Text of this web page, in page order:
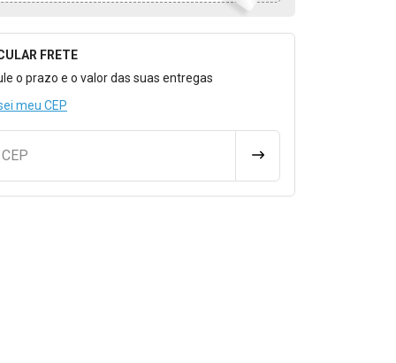
para Calcular o Frete
FRETE
o prazo e o valor das suas entregas
meu CEP
CALCULAR FRETE